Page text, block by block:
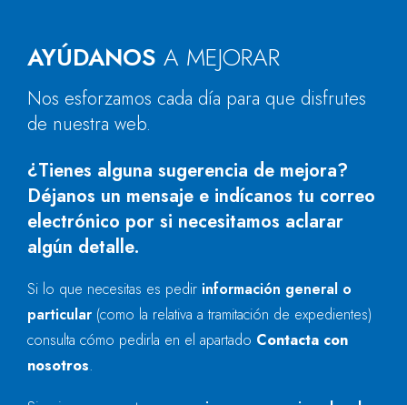
AYÚDANOS A MEJORAR
Nos esforzamos cada día para que disfrutes
de nuestra web.
¿Tienes alguna sugerencia de mejora?
Déjanos un mensaje e indícanos tu correo
electrónico por si necesitamos aclarar
algún detalle.
Si lo que necesitas es pedir información general o
particular (como la relativa a tramitación de expedientes)
consulta cómo pedirla en el apartado Contacta con
nosotros.